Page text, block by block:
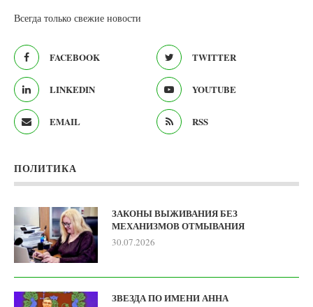
Всегда только свежие новости
FACEBOOK TWITTER
LINKEDIN YOUTUBE
EMAIL RSS
ПОЛИТИКА
ЗАКОНЫ ВЫЖИВАНИЯ БЕЗ
МЕХАНИЗМОВ ОТМЫВАНИЯ
30.07.2026
ЗВЕЗДА ПО ИМЕНИ АННА